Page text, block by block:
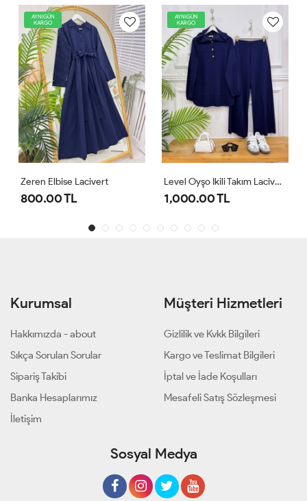
AYNIGÜN
KARGO
Zeren Elbise Lacivert
800.00 TL
AYNIGÜN
KARGO
Level Oyşo Ikili Takım Lacivert
1,000.00 TL
Kurumsal
Hakkımızda - about
Sıkça Sorulan Sorular
Sipariş Takibi
Banka Hesaplarımız
İletişim
Müşteri Hizmetleri
Gizlilik ve Kvkk Bilgileri
Kargo ve Teslimat Bilgileri
İptal ve İade Koşulları
Mesafeli Satış Sözleşmesi
Sosyal Medya